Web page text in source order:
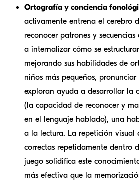
Ortografía y conciencia
activamente entrena el cerebro
reconocer patrones y
a internalizar cómo se
mejorando sus habilidades de
niños más pequeños,
exploran ayuda a desarrollar la
(la capacidad de reconocer y
en el lenguaje hablado), una
a la lectura. La repetición visual
correctas repetidamente dentro
juego solidifica este
más efectiva que la